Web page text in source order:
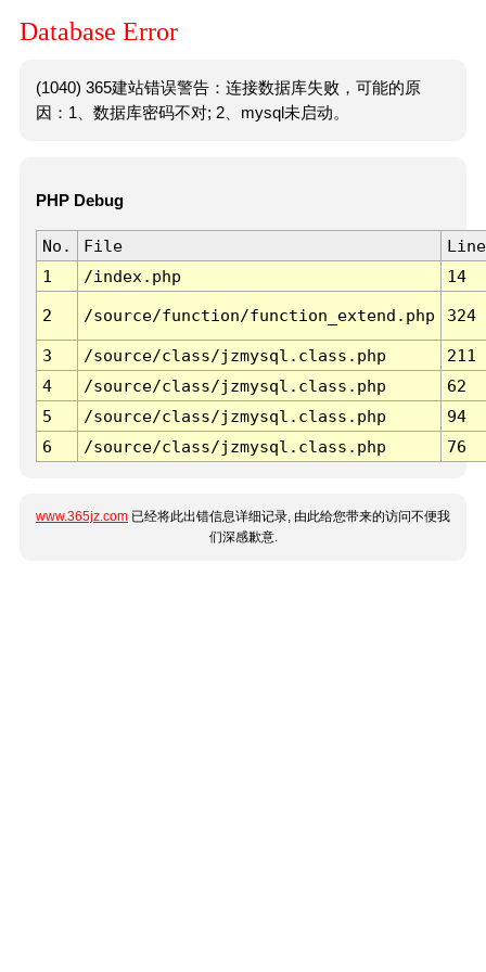
Database Error
(1040) 365建站错误警告：连接数据库失败，可能的原
因：1、数据库密码不对; 2、mysql未启动。
PHP Debug
No. File
Line
1
/index.php 14
2 /source/function/function_extend.php 324
3 /source/class/jzmysql.class.php
211
4
/source/class/jzmysql.class.php
62
5
/source/class/jzmysql.class.php
94
6
/source/class/jzmysql.class.php 76
www.365jz.com 已经将此出错信息详细记录, 由此给您带来的访问不便我
们深感歉意.